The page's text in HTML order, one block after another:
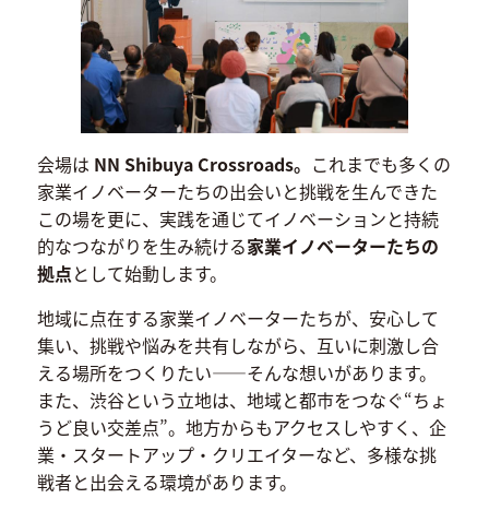
会場は NN Shibuya Crossroads。 これまでも多くの
家業イノベーターたちの出会いと挑戦を生んできた
この場を更に、実践を通じてイノベーションと持続
的なつながりを生み続ける家業イノベーターたちの
拠点として始動します。
地域に点在する家業イノベーターたちが、安心して
集い、挑戦や悩みを共有しながら、互いに刺激し合
える場所をつくりたい——そんな想いがあります。
また、渋谷という立地は、地域と都市をつなぐ“ちょ
うど良い交差点”。地方からもアクセスしやすく、企
業・スタートアップ・クリエイターなど、多様な挑
戦者と出会える環境があります。